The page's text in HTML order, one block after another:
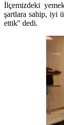
İlçemizdeki
şartlara sahip, iyi
ettik'' dedi.